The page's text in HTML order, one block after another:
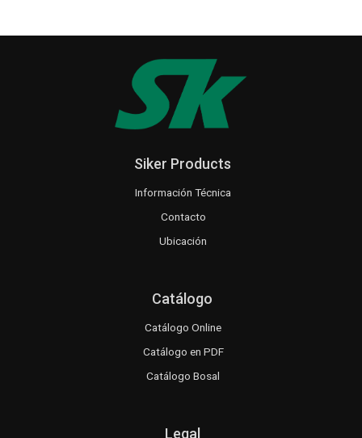
Siker Products
Información Técnica
Contacto
Ubicación
Catálogo
Catálogo Online
Catálogo en PDF
Catálogo Bosal
Legal